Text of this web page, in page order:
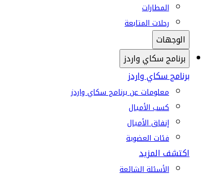
المطارات
رحلات المتابعة
الوجهات
برنامج سكاي واردز
برنامج سكاي واردز
معلومات عن برنامج سكاي واردز
كسب الأميال
إنفاق الأميال
فئات العضوية
اكتشف المزيد
الأسئلة الشائعة